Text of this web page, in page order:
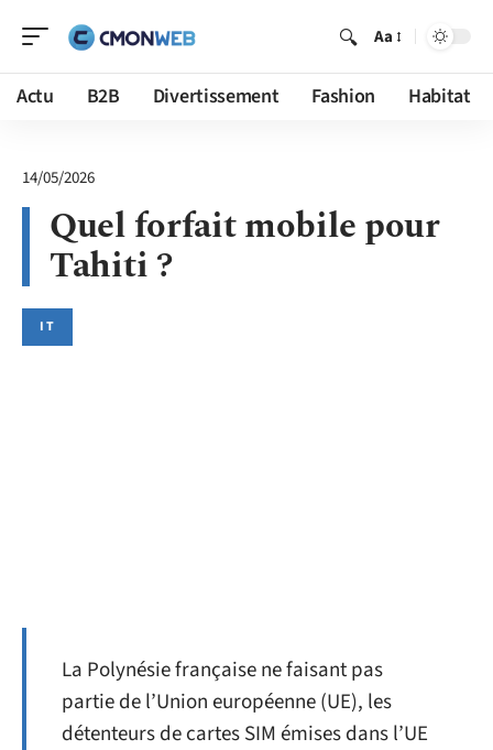
Aa
Actu B2B Divertissement Fashion Habitat
14/05/2026
Quel forfait mobile pour
Tahiti ?
IT
La Polynésie française ne faisant pas
partie de l’Union européenne (UE), les
détenteurs de cartes SIM émises dans l’UE